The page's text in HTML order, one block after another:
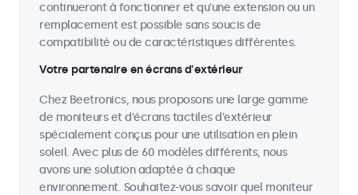
continueront à fonctionner et qu'une extension ou un
remplacement est possible sans soucis de
compatibilité ou de caractéristiques différentes.
Votre partenaire en écrans d'extérieur
Chez Beetronics, nous proposons une large gamme
de moniteurs et d'écrans tactiles d'extérieur
spécialement conçus pour une utilisation en plein
soleil. Avec plus de 60 modèles différents, nous
avons une solution adaptée à chaque
environnement. Souhaitez-vous savoir quel moniteur